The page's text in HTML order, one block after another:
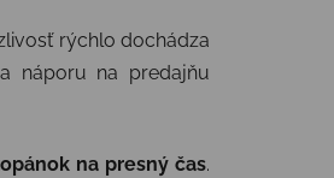
rýchlo dochádza
náporu na predajňu
na presný čas.